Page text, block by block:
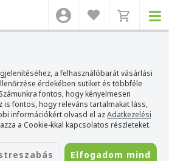
a felhasználóbarát vásárlási
érdekében sütiket és többféle
fontos, hogy kényelmesen
is fontos, hogy releváns tartalmakat láss,
információkért olvasd el azAdatkezelési
a Cookie-kkal kapcsolatos részleteket.
Elfogadom mind